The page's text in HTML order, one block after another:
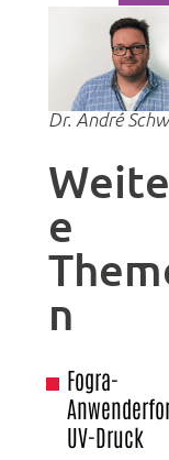
Dr. André
e
n
Fogra-
UV-Druck